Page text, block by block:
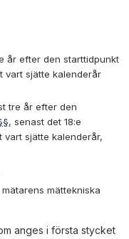
år efter den starttidpunkt
vart sjätte kalenderår
tre år efter den
, senast det 18:e
sjätte kalenderår,
mättekniska
anges i första stycket